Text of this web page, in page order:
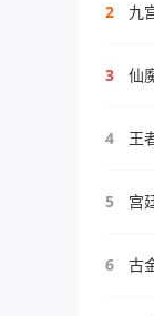
2 九
3 仙
4 王
5 宫
6 古